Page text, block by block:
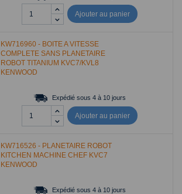
Ajouter au panier
KW716960 - BOITE A VITESSE
COMPLETE SANS PLANETAIRE
ROBOT TITANIUM KVC7/KVL8
KENWOOD
Expédié sous 4 à 10 jours
Ajouter au panier
KW716526 - PLANETAIRE ROBOT
KITCHEN MACHINE CHEF KVC7
KENWOOD
Expédié sous 4 à 10 jours